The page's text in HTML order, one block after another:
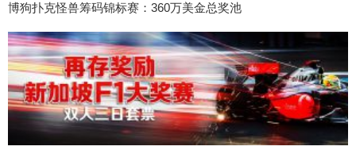
博狗扑克怪兽筹码锦标赛：360万美金总奖池